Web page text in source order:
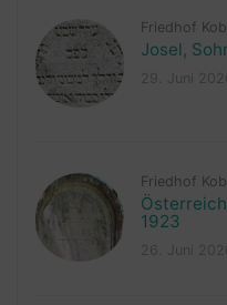
Friedhof
Josel,
Friedhof
1923